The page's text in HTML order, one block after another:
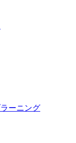
ーニング